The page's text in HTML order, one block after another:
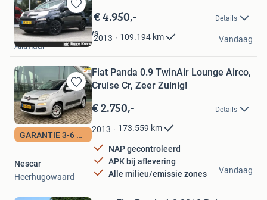
Bewaren
in
Mijn
Favorieten
€ 4.950,- Details
2013 109.194 km
Autobedrijf Dave Kuys
Alkmaar
Vandaag
Bewaren
in
Mijn
Favorieten
GARANTIE 3-6 MAAND
Fiat Panda 0.9 TwinAir Lounge Airco,
Cruise Cr, Zeer Zuinig!
€ 2.750,- Details
2013 173.559 km
NAP gecontroleerd
APK bij aflevering
Alle milieu/emissie zones
Nescar
Heerhugowaard
Vandaag